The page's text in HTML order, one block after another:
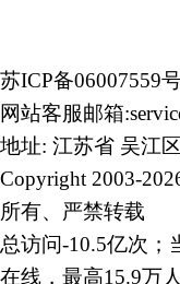
苏ICP备06007559
网站客服邮箱
地址: 江苏省 吴江
Copyright 2003-
所有、严禁转载
总访问-10.5亿次；
在线，最高15.9万